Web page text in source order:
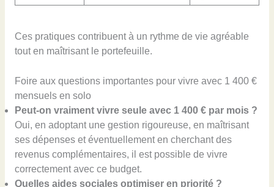
Ces pratiques contribuent à un rythme de vie agréable
tout en maîtrisant le portefeuille.
Foire aux questions importantes pour vivre avec 1 400 €
mensuels en solo
Peut-on vraiment vivre seule avec 1 400 € par mois ?
Oui, en adoptant une gestion rigoureuse, en maîtrisant
ses dépenses et éventuellement en cherchant des
revenus complémentaires, il est possible de vivre
correctement avec ce budget.
Quelles aides sociales optimiser en priorité ?